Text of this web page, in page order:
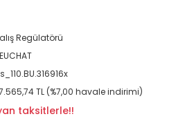
Regülatörü
TL (%7,00 havale indirimi)
taksitlerle!!